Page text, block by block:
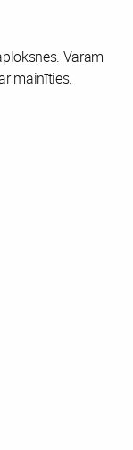
Varam
mainīties.